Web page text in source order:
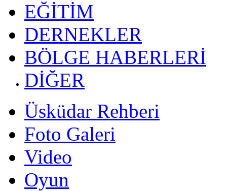
EĞİTİM
DERNEKLER
BÖLGE HABERLERİ
DİĞER
Üsküdar Rehberi
Foto Galeri
Video
Oyun